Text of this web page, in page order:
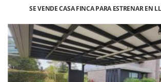
SE VENDE CASA FINCA PARA ESTRENAR EN